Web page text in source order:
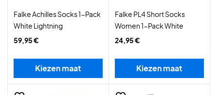
Falke Achilles Socks 1-Pack
White Lightning
59,95 €
Kiezen maat
Falke PL4 Short Socks
Women 1-Pack White
24,95 €
Kiezen maat